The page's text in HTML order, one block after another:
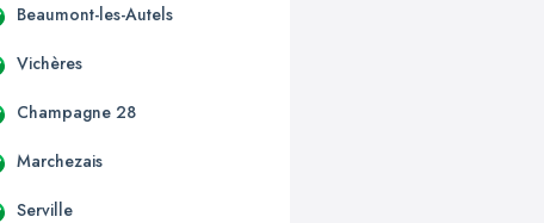
Beaumont-les-Autels
Vichères
Champagne 28
Marchezais
Serville